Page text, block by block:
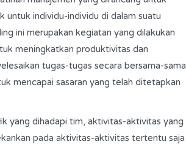
individu-individu di dalam suatu
ini merupakan kegiatan yang dilakukan
meningkatkan produktivitas dan
tugas-tugas secara bersama-sama
mencapai sasaran yang telah ditetapkan
yang dihadapi tim, aktivitas-aktivitas yang
pada aktivitas-aktivitas tertentu saja